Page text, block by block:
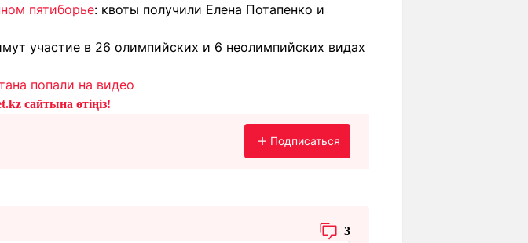
пятиборье: квоты получили Елена Потапенко и
участие в 26 олимпийских и 6 неолимпийских видах
попали на видео
сайтына өтіңіз!
Подписаться
3